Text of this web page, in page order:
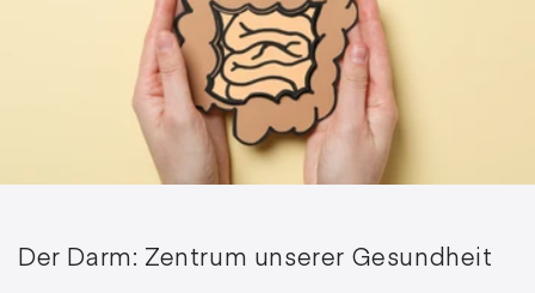
Der Darm: Zentrum unserer Gesundheit